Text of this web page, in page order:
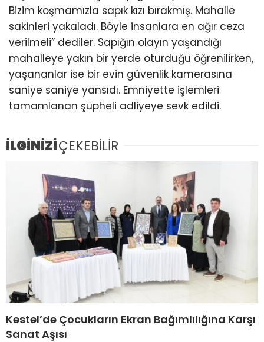
Bizim koşmamızla sapık kızı bırakmış. Mahalle
sakinleri yakaladı. Böyle insanlara en ağır ceza
verilmeli” dediler. Sapığın olayın yaşandığı
mahalleye yakın bir yerde oturduğu öğrenilirken,
yaşananlar ise bir evin güvenlik kamerasına
saniye saniye yansıdı. Emniyette işlemleri
tamamlanan şüpheli adliyeye sevk edildi.
İLGİNİZİÇEKEBİLİR
Kestel’de Çocukların Ekran Bağımlılığına Karşı
Sanat Aşısı